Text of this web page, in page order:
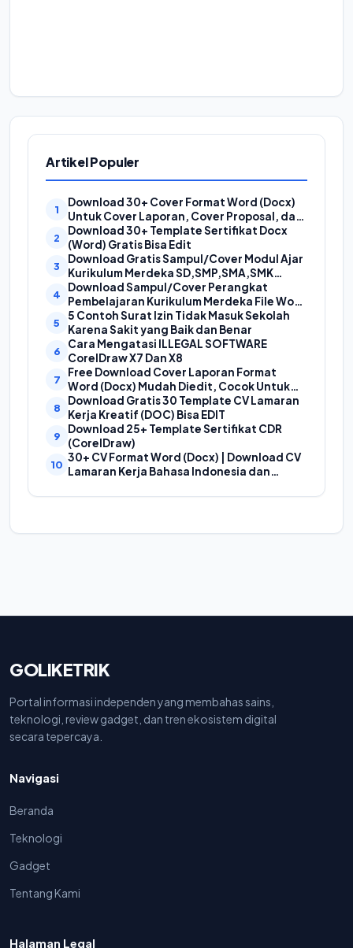
Artikel Populer
Download 30+ Cover Format Word (Docx)
Untuk Cover Laporan, Cover Proposal, dan
Cover Makalah
Download 30+ Template Sertifikat Docx
(Word) Gratis Bisa Edit
Download Gratis Sampul/Cover Modul Ajar
Kurikulum Merdeka SD,SMP,SMA,SMK
Format Doc (Ms Word)
Download Sampul/Cover Perangkat
Pembelajaran Kurikulum Merdeka File Word
(Doc) | Contoh Cover Kurikum Merdeka
5 Contoh Surat Izin Tidak Masuk Sekolah
Karena Sakit yang Baik dan Benar
Cara Mengatasi ILLEGAL SOFTWARE
CorelDraw X7 Dan X8
Free Download Cover Laporan Format
Word (Docx) Mudah Diedit, Cocok Untuk
Cover Laporan Kegiatan, Makalah Dan
Proposal
Download Gratis 30 Template CV Lamaran
Kerja Kreatif (DOC) Bisa EDIT
Download 25+ Template Sertifikat CDR
(CorelDraw)
30+ CV Format Word (Docx) | Download CV
Lamaran Kerja Bahasa Indonesia dan
GOLIKETRIK
Portal informasi independen yang membahas sains,
teknologi, review gadget, dan tren ekosistem digital
secara tepercaya.
Navigasi
Beranda
Teknologi
Gadget
Tentang Kami
Halaman Legal